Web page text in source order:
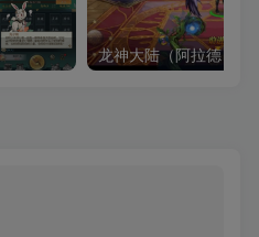
龙神大陆（阿拉德）老